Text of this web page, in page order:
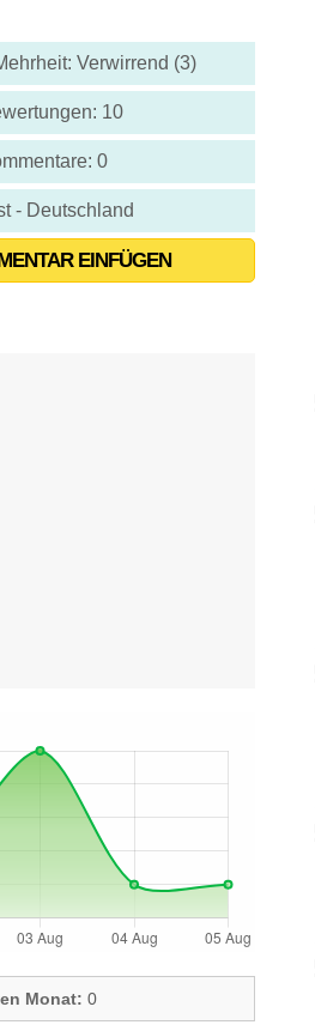
Verwirrend (3)
10
0
- Deutschland
EINFÜGEN
Monat: 0